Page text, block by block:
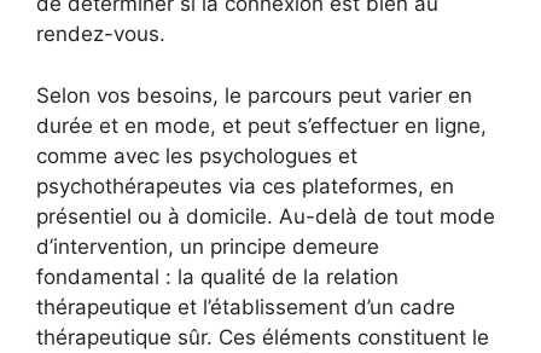
rendez-vous.
Selon vos besoins, le parcours peut varier en
durée et en mode, et peut s’effectuer en ligne,
comme avec les psychologues et
psychothérapeutes via ces plateformes, en
présentiel ou à domicile. Au-delà de tout mode
d’intervention, un principe demeure
fondamental : la qualité de la relation
thérapeutique et l’établissement d’un cadre
thérapeutique sûr. Ces éléments constituent le